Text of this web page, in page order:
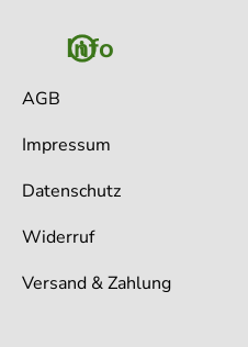
Info
AGB
Impressum
Datenschutz
Widerruf
Versand & Zahlung